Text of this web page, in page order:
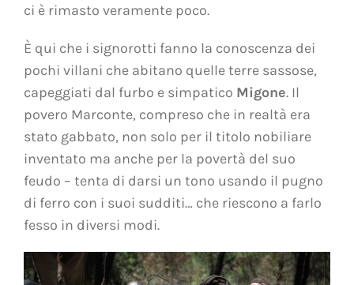
ci è rimasto veramente poco.
È qui che i signorotti fanno la conoscenza dei
pochi villani che abitano quelle terre sassose,
capeggiati dal furbo e simpatico Migone. Il
povero Marconte, compreso che in realtà era
stato gabbato, non solo per il titolo nobiliare
inventato ma anche per la povertà del suo
feudo – tenta di darsi un tono usando il pugno
di ferro con i suoi sudditi… che riescono a farlo
fesso in diversi modi.